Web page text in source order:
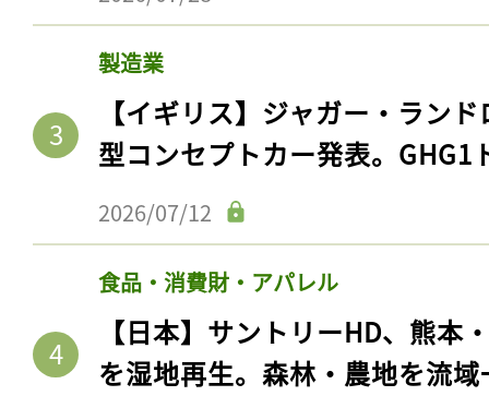
製造業
【イギリス】ジャガー・ラン
型コンセプトカー発表。GHG1
2026/07/12
食品・消費財・アパレル
【日本】サントリーHD、熊本
を湿地再生。森林・農地を流